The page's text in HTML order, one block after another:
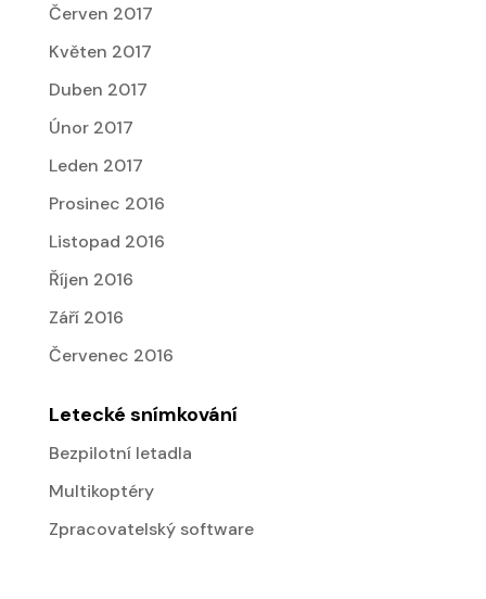
Červen 2017
Květen 2017
Duben 2017
Únor 2017
Leden 2017
Prosinec 2016
Listopad 2016
Říjen 2016
Září 2016
Červenec 2016
Letecké snímkování
Bezpilotní letadla
Multikoptéry
Zpracovatelský software